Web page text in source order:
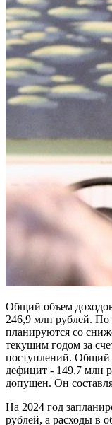
Общий объем
246,9 млн рублей. По
планируются со
текущим годом за
поступлений. Общий
дефицит - 149,7 млн
допущен. Он
На 2024 год
рублей, а расходы в